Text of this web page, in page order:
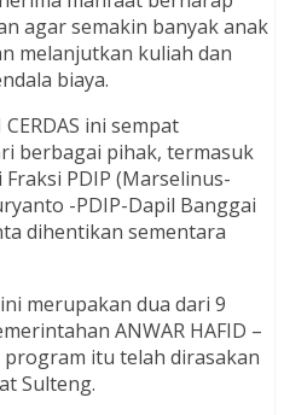
agar semakin banyak anak
melanjutkan kuliah dan
biaya.
ini sempat
berbagai pihak, termasuk
PDIP (Marselinus-
-PDIP-Dapil Banggai
dihentikan sementara
ini merupakan dua dari 9
ANWAR HAFID –
program itu telah dirasakan
Sulteng.